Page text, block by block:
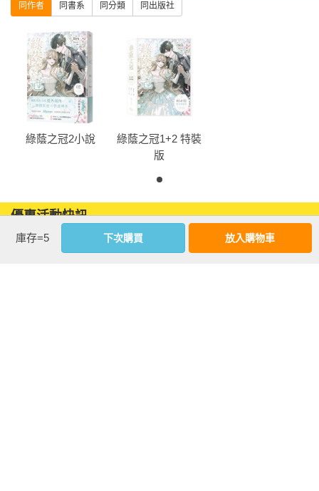
同作者 同書系 同分類 同出版社
綠蔭之冠2小說
綠蔭之冠1+2 特裝
版
優惠活動快訊
庫存=5 下次購買 放入購物車